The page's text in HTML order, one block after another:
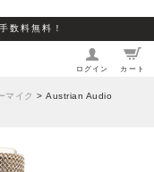
数料無料！
ログイン カート
マイク > Austrian Audio